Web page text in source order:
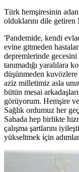
Türk hemşiresinin
olduklarını dile
'Pandemide, kendi
evine gitmeden
depremlerinde
tanımadığı yaralılara
düşünmeden kuvözlere
aziz milletimiz asla
bütün mesai
görüyorum. Hemşire ve
Sağlık ordumuz her
Sahada hep birlikte
çalışma şartlarını
yükseltmek için